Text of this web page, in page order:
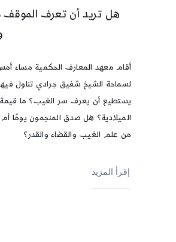
هل تريد أن تعرف
أقام معهد المعارف الحكمية مساء
لسماحة الشيخ شفيق جرادي تناول
يستطيع أن يعرف سر الغيب؟ ما قيمة
الميلادية؟ هل صدق المنجمون يومًا
من علم الغيب والقضاء والقدر؟
إقرأ المزيد